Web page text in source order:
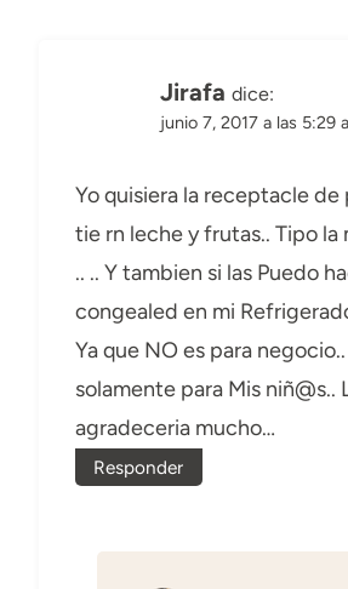
Jirafa dice:
junio 7, 2017 a las 5:29
Yo quisiera la receptacle de
tie rn leche y frutas.. Tipo la
.. .. Y tambien si las Puedo
congealed en mi
Ya que NO es para
solamente para Mis niñ@s..
agradeceria mucho…
Responder